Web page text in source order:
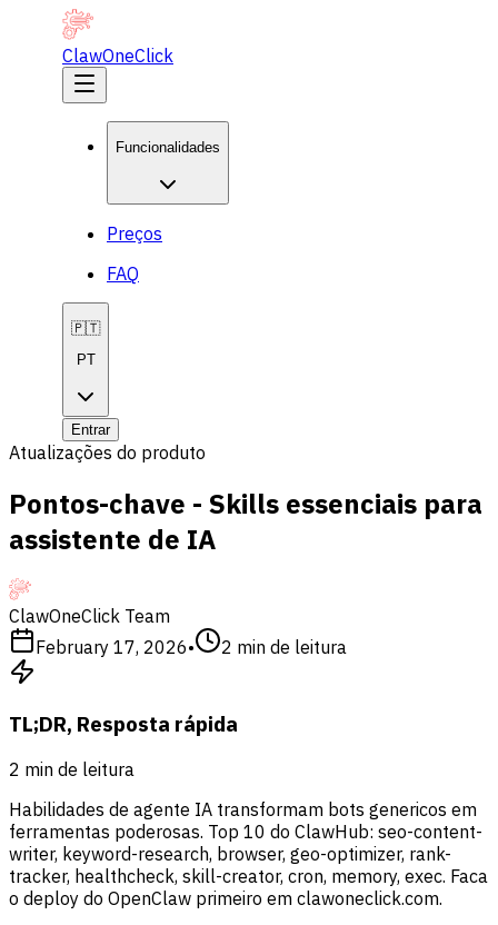
ClawOneClick
Funcionalidades
Preços
FAQ
🇵🇹
PT
Entrar
Atualizações do produto
Pontos-chave - Skills essenciais para
assistente de IA
ClawOneClick Team
February 17, 2026• 2 min de leitura
TL;DR, Resposta rápida
2 min de leitura
Habilidades de agente IA transformam bots genericos em
ferramentas poderosas. Top 10 do ClawHub: seo-content-
writer, keyword-research, browser, geo-optimizer, rank-
tracker, healthcheck, skill-creator, cron, memory, exec. Faca
o deploy do OpenClaw primeiro em clawoneclick.com.